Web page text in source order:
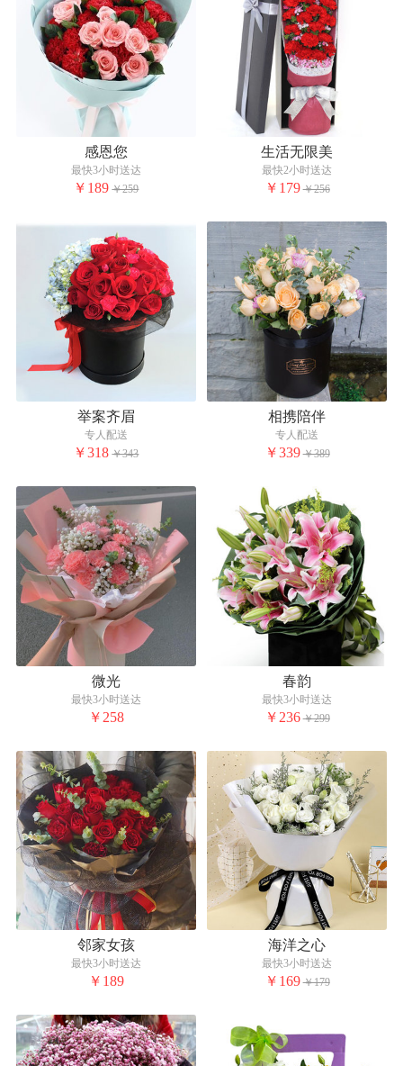
感恩您
最快3小时送达
￥189 ￥259
生活无限美
最快2小时送达
￥179 ￥256
举案齐眉
专人配送
￥318 ￥343
相携陪伴
专人配送
￥339 ￥389
微光
最快3小时送达
￥258
春韵
最快3小时送达
￥236 ￥299
邻家女孩
最快3小时送达
￥189
海洋之心
最快3小时送达
￥169 ￥179